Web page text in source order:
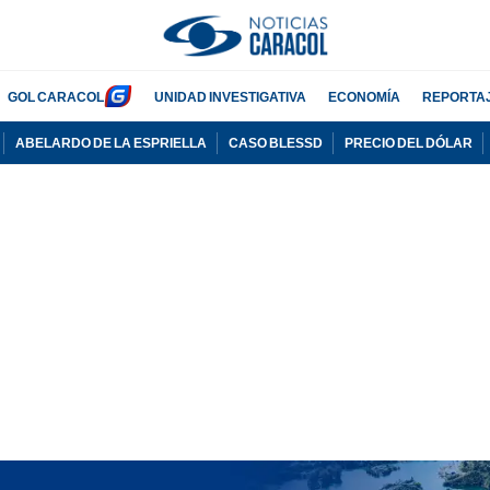
GOL CARACOL UNIDAD INVESTIGATIVA ECONOMÍA
ABELARDO DE LA ESPRIELLA CASO BLESSD PRECIO DEL DÓLAR